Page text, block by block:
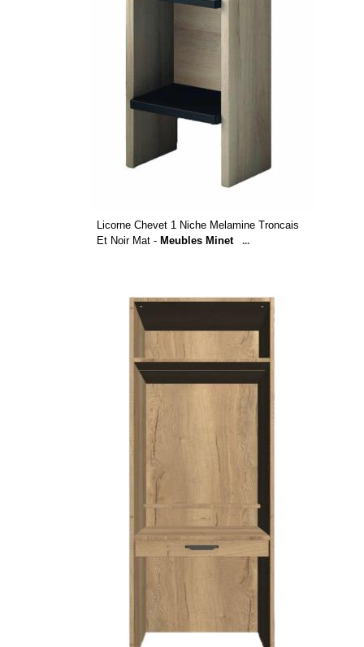
Licorne Chevet 1 Niche Melamine Troncais
Et Noir Mat - Meubles Minet ...